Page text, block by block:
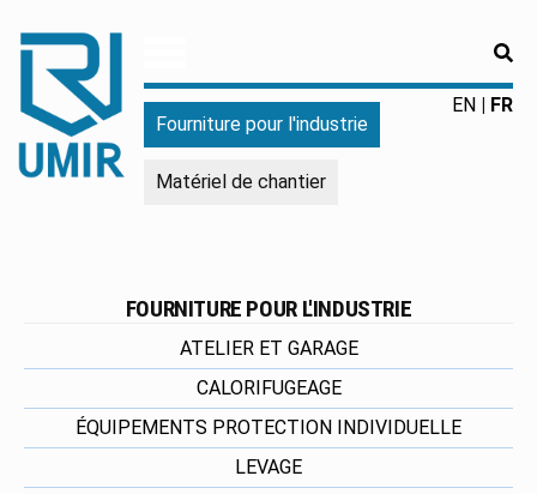
Fourniture
pour
Fabricant
EN
FR
Fourniture pour l'industrie
Matériel de chantier
FOURNITURE POUR L'INDUSTRIE
ATELIER ET GARAGE
CALORIFUGEAGE
ÉQUIPEMENTS PROTECTION INDIVIDUELLE
LEVAGE